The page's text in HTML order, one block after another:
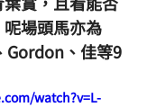
場頭馬亦為
Gordon、佳等9
watch?v=L-